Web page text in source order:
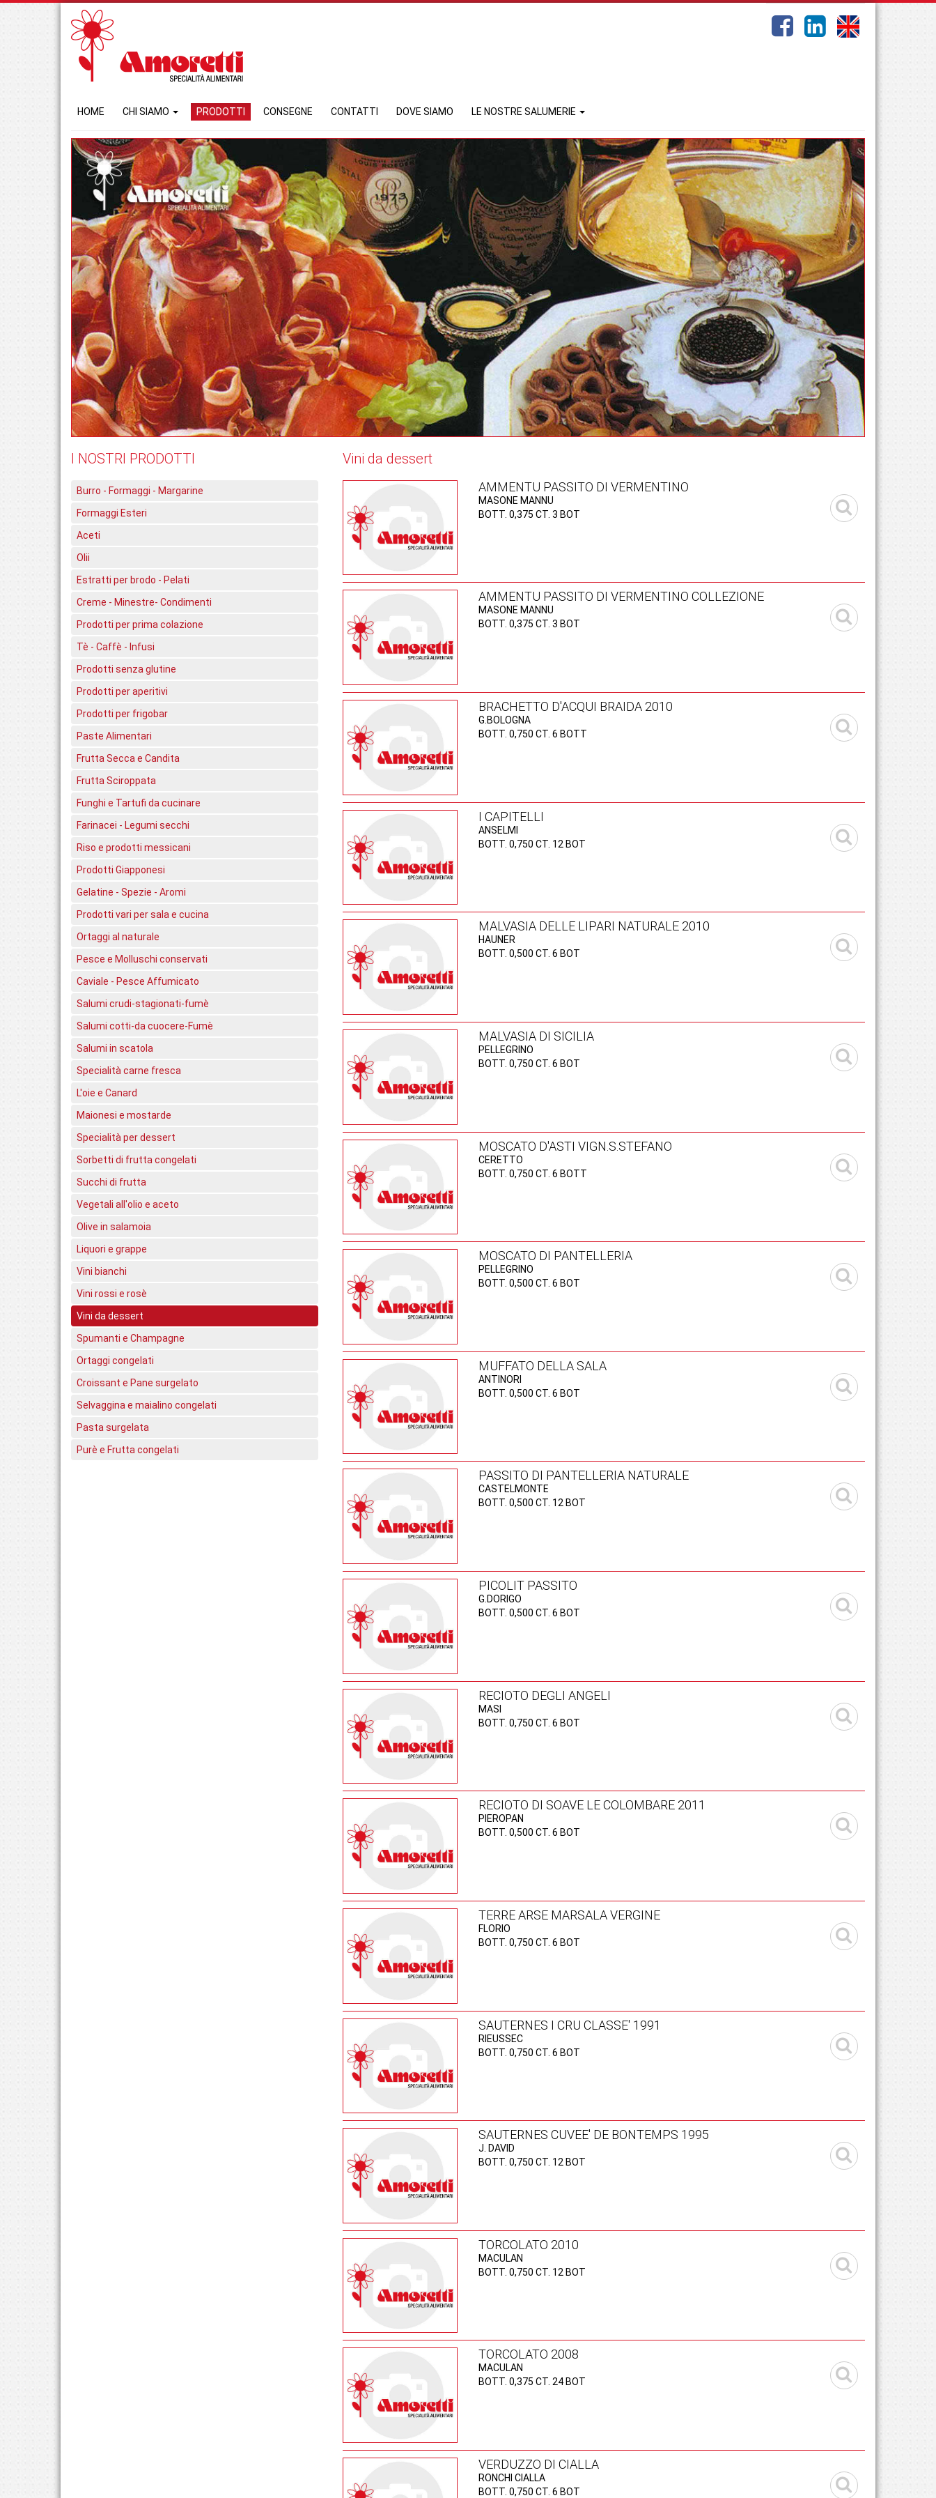
HOME CHI SIAMO PRODOTTI CONSEGNE CONTATTI DOVE SIAMO LE NOSTRE SALUMERIE
I NOSTRI PRODOTTI
Burro - Formaggi - Margarine
Formaggi Esteri
Aceti
Olii
Estratti per brodo - Pelati
Creme - Minestre- Condimenti
Prodotti per prima colazione
Tè - Caffè - Infusi
Prodotti senza glutine
Prodotti per aperitivi
Prodotti per frigobar
Paste Alimentari
Frutta Secca e Candita
Frutta Sciroppata
Funghi e Tartufi da cucinare
Farinacei - Legumi secchi
Riso e prodotti messicani
Prodotti Giapponesi
Gelatine - Spezie - Aromi
Prodotti vari per sala e cucina
Ortaggi al naturale
Pesce e Molluschi conservati
Caviale - Pesce Affumicato
Salumi crudi-stagionati-fumè
Salumi cotti-da cuocere-Fumè
Salumi in scatola
Specialità carne fresca
L'oie e Canard
Maionesi e mostarde
Specialità per dessert
Sorbetti di frutta congelati
Succhi di frutta
Vegetali all'olio e aceto
Olive in salamoia
Liquori e grappe
Vini bianchi
Vini rossi e rosè
Vini da dessert
Spumanti e Champagne
Ortaggi congelati
Croissant e Pane surgelato
Selvaggina e maialino congelati
Pasta surgelata
Purè e Frutta congelati
Vini da dessert
AMMENTU PASSITO DI VERMENTINO
MASONE MANNU
BOTT. 0,375 CT. 3 BOT
AMMENTU PASSITO DI VERMENTINO COLLEZIONE
MASONE MANNU
BOTT. 0,375 CT. 3 BOT
BRACHETTO D'ACQUI BRAIDA 2010
G.BOLOGNA
BOTT. 0,750 CT. 6 BOTT
I CAPITELLI
ANSELMI
BOTT. 0,750 CT. 12 BOT
MALVASIA DELLE LIPARI NATURALE 2010
HAUNER
BOTT. 0,500 CT. 6 BOT
MALVASIA DI SICILIA
PELLEGRINO
BOTT. 0,750 CT. 6 BOT
MOSCATO D'ASTI VIGN.S.STEFANO
CERETTO
BOTT. 0,750 CT. 6 BOTT
MOSCATO DI PANTELLERIA
PELLEGRINO
BOTT. 0,500 CT. 6 BOT
MUFFATO DELLA SALA
ANTINORI
BOTT. 0,500 CT. 6 BOT
PASSITO DI PANTELLERIA NATURALE
CASTELMONTE
BOTT. 0,500 CT. 12 BOT
PICOLIT PASSITO
G.DORIGO
BOTT. 0,500 CT. 6 BOT
RECIOTO DEGLI ANGELI
MASI
BOTT. 0,750 CT. 6 BOT
RECIOTO DI SOAVE LE COLOMBARE 2011
PIEROPAN
BOTT. 0,500 CT. 6 BOT
TERRE ARSE MARSALA VERGINE
FLORIO
BOTT. 0,750 CT. 6 BOT
SAUTERNES I CRU CLASSE' 1991
RIEUSSEC
BOTT. 0,750 CT. 6 BOT
SAUTERNES CUVEE' DE BONTEMPS 1995
J. DAVID
BOTT. 0,750 CT. 12 BOT
TORCOLATO 2010
MACULAN
BOTT. 0,750 CT. 12 BOT
TORCOLATO 2008
MACULAN
BOTT. 0,375 CT. 24 BOT
VERDUZZO DI CIALLA
RONCHI CIALLA
BOTT. 0,750 CT. 6 BOT